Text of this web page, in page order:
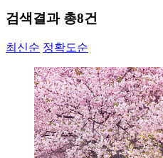
검색결과 총8건
최신순 정확도순